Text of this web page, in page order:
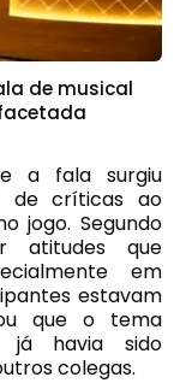
de musical
a fala surgiu
de críticas ao
jogo. Segundo
atitudes que
em
estavam
que o tema
já havia sido
colegas.